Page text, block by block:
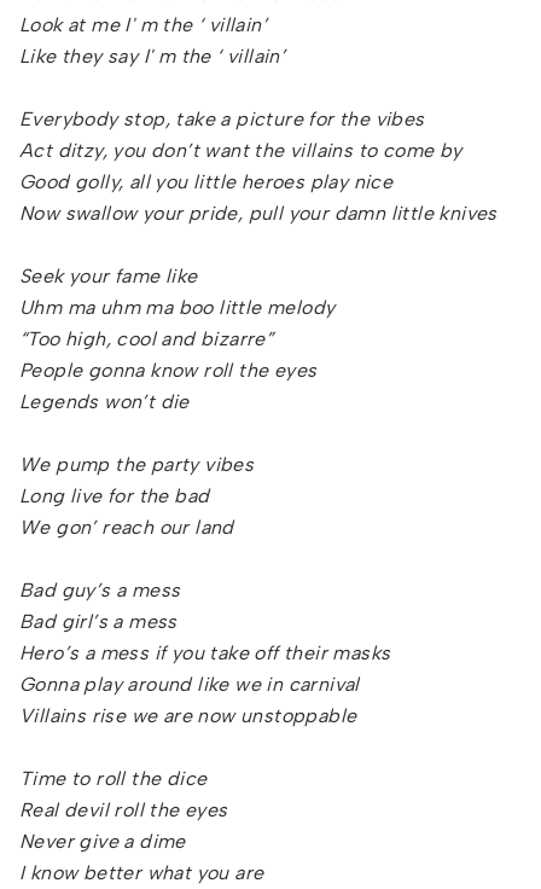
Look at me I' m the ‘ villain’
Like they say I' m the ‘ villain’
Everybody stop, take a picture for the vibes
Act ditzy, you don’t want the villains to come by
Good golly, all you little heroes play nice
Now swallow your pride, pull your damn little knives
Seek your fame like
Uhm ma uhm ma boo little melody
“Too high, cool and bizarre”
People gonna know roll the eyes
Legends won’t die
We pump the party vibes
Long live for the bad
We gon’ reach our land
Bad guy’s a mess
Bad girl’s a mess
Hero’s a mess if you take off their masks
Gonna play around like we in carnival
Villains rise we are now unstoppable
Time to roll the dice
Real devil roll the eyes
Never give a dime
I know better what you are